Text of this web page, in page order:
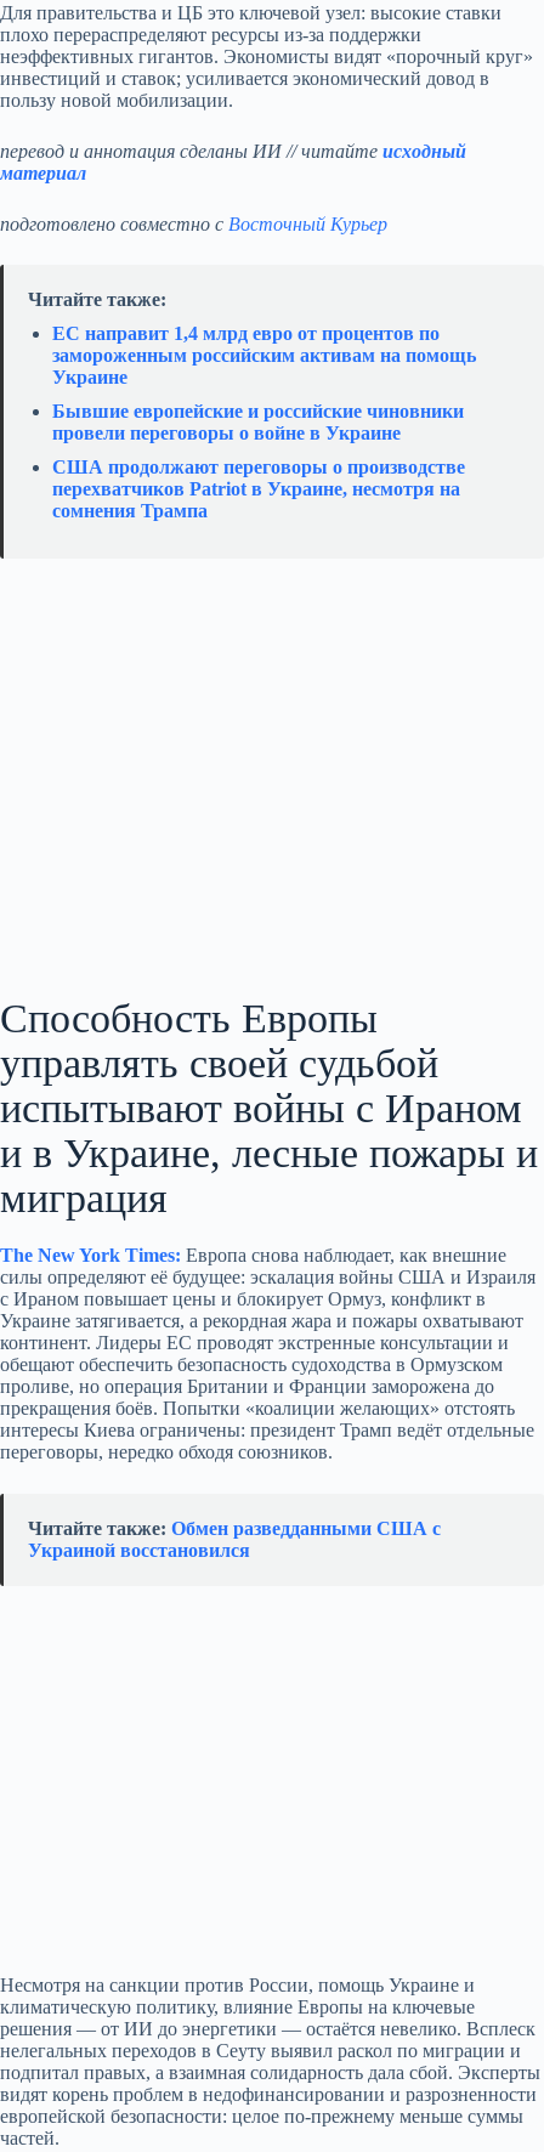
Для правительства и ЦБ это ключевой узел: высокие ставки
плохо перераспределяют ресурсы из‑за поддержки
неэффективных гигантов. Экономисты видят «порочный круг»
инвестиций и ставок; усиливается экономический довод в
пользу новой мобилизации.
перевод и аннотация сделаны ИИ // читайте исходный
материал
подготовлено совместно с Восточный Курьер
Читайте также:
ЕС направит 1,4 млрд евро от процентов по
замороженным российским активам на помощь
Украине
Бывшие европейские и российские чиновники
провели переговоры о войне в Украине
США продолжают переговоры о производстве
перехватчиков Patriot в Украине, несмотря на
сомнения Трампа
Способность Европы
управлять своей судьбой
испытывают войны с Ираном
и в Украине, лесные пожары и
миграция
The New York Times: Европа снова наблюдает, как внешние
силы определяют её будущее: эскалация войны США и Израиля
с Ираном повышает цены и блокирует Ормуз, конфликт в
Украине затягивается, а рекордная жара и пожары охватывают
континент. Лидеры ЕС проводят экстренные консультации и
обещают обеспечить безопасность судоходства в Ормузском
проливе, но операция Британии и Франции заморожена до
прекращения боёв. Попытки «коалиции желающих» отстоять
интересы Киева ограничены: президент Трамп ведёт отдельные
переговоры, нередко обходя союзников.
Читайте также: Обмен разведданными США с
Украиной восстановился
Несмотря на санкции против России, помощь Украине и
климатическую политику, влияние Европы на ключевые
решения — от ИИ до энергетики — остаётся невелико. Всплеск
нелегальных переходов в Сеуту выявил раскол по миграции и
подпитал правых, а взаимная солидарность дала сбой. Эксперты
видят корень проблем в недофинансировании и разрозненности
европейской безопасности: целое по‑прежнему меньше суммы
частей.